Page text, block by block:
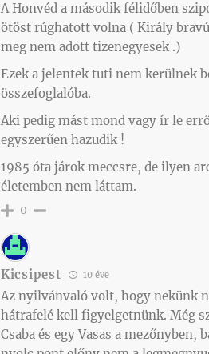
A Honvéd a második félidőben
ötöst rúghatott volna ( Király
meg nem adott tizenegyesek .)
Ezek a jelentek tuti nem kerülnek
összefoglalóba.
Aki pedig mást mond vagy ír le
egyszerűen hazudik !
1985 óta járok meccsre, de ilyen
életemben nem láttam.
0
Kicsipest 10 éve
Az nyilvánvaló volt, hogy nekünk
hátrafelé kell figyelgetnünk. Még
Csaba és egy Vasas a mezőnyben,